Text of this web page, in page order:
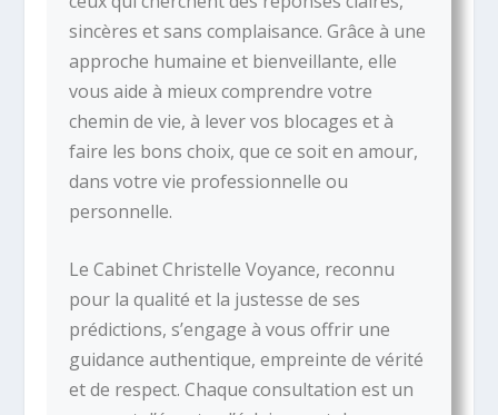
sincères et sans complaisance. Grâce à une
approche humaine et bienveillante, elle
vous aide à mieux comprendre votre
chemin de vie, à lever vos blocages et à
faire les bons choix, que ce soit en amour,
dans votre vie professionnelle ou
personnelle.
Le Cabinet Christelle Voyance, reconnu
pour la qualité et la justesse de ses
prédictions, s’engage à vous offrir une
guidance authentique, empreinte de vérité
et de respect. Chaque consultation est un